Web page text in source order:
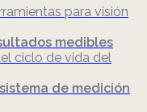
para visión
medibles
ciclo de vida del
de medición